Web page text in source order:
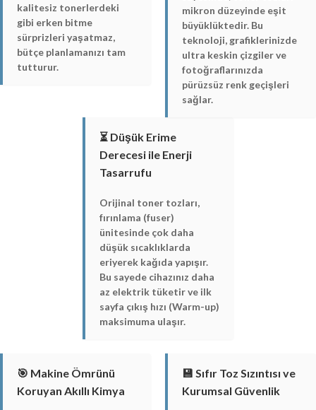
kalitesiz tonerlerdeki
gibi erken bitme
sürprizleri yaşatmaz,
bütçe planlamanızı tam
tutturur.
mikron düzeyinde eşit
büyüklüktedir. Bu
teknoloji, grafiklerinizde
ultra keskin çizgiler ve
fotoğraflarınızda
pürüzsüz renk geçişleri
sağlar.
⏳ Düşük Erime
Derecesi ile Enerji
Tasarrufu
Orijinal toner tozları,
fırınlama (fuser)
ünitesinde çok daha
düşük sıcaklıklarda
eriyerek kağıda yapışır.
Bu sayede cihazınız daha
az elektrik tüketir ve ilk
sayfa çıkış hızı (Warm-up)
maksimuma ulaşır.
🎯 Makine Ömrünü
Koruyan Akıllı Kimya
💾 Sıfır Toz Sızıntısı ve
Kurumsal Güvenlik